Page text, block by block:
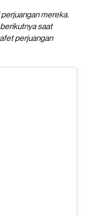
mereka.
saat
perjuangan